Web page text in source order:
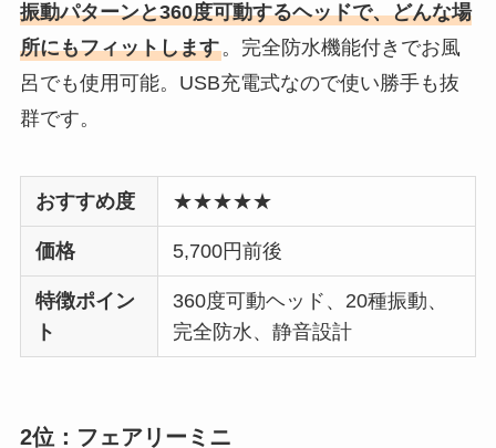
振動パターンと360度可動するヘッドで、どんな場
所にもフィットします。完全防水機能付きでお風
呂でも使用可能。USB充電式なので使い勝手も抜
群です。
おすすめ度 ★★★★★
価格 5,700円前後
特徴ポイン
ト
360度可動ヘッド、20種振動、
完全防水、静音設計
2位：フェアリーミニ